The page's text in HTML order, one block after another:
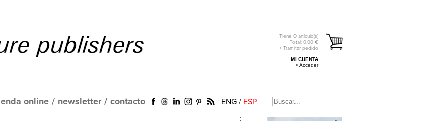
Tiene 0 artículo(s)
Total: 0.00 €
> Tramitar pedido
MI CUENTA
> Acceder
online / newsletter / contacto ENG / ESP